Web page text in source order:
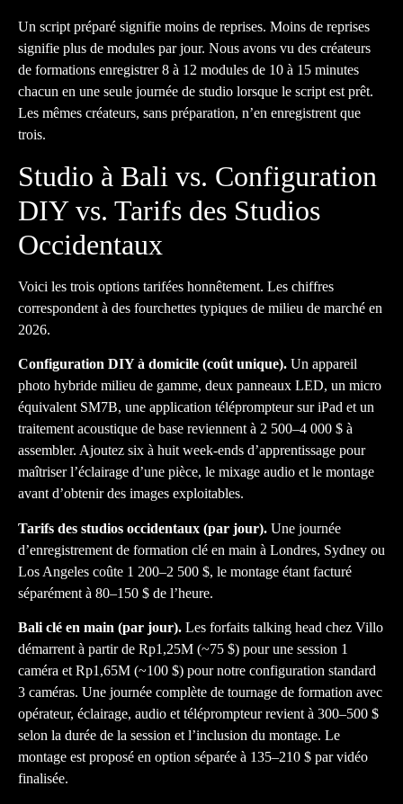
Un script préparé signifie moins de reprises. Moins de reprises
signifie plus de modules par jour. Nous avons vu des créateurs
de formations enregistrer 8 à 12 modules de 10 à 15 minutes
chacun en une seule journée de studio lorsque le script est prêt.
Les mêmes créateurs, sans préparation, n’en enregistrent que
trois.
Studio à Bali vs. Configuration
DIY vs. Tarifs des Studios
Occidentaux
Voici les trois options tarifées honnêtement. Les chiffres
correspondent à des fourchettes typiques de milieu de marché en
2026.
Configuration DIY à domicile (coût unique). Un appareil
photo hybride milieu de gamme, deux panneaux LED, un micro
équivalent SM7B, une application téléprompteur sur iPad et un
traitement acoustique de base reviennent à 2 500–4 000 $ à
assembler. Ajoutez six à huit week-ends d’apprentissage pour
maîtriser l’éclairage d’une pièce, le mixage audio et le montage
avant d’obtenir des images exploitables.
Tarifs des studios occidentaux (par jour). Une journée
d’enregistrement de formation clé en main à Londres, Sydney ou
Los Angeles coûte 1 200–2 500 $, le montage étant facturé
séparément à 80–150 $ de l’heure.
Bali clé en main (par jour). Les forfaits talking head chez Villo
démarrent à partir de Rp1,25M (~75 $) pour une session 1
caméra et Rp1,65M (~100 $) pour notre configuration standard
3 caméras. Une journée complète de tournage de formation avec
opérateur, éclairage, audio et téléprompteur revient à 300–500 $
selon la durée de la session et l’inclusion du montage. Le
montage est proposé en option séparée à 135–210 $ par vidéo
finalisée.